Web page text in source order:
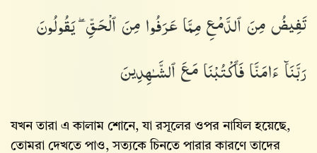
تَفِيضُ مِنَ ٱلدَّمْعِ مِمَّا عَرَفُوا۟ مِنَ ٱلْحَقِّ ۖ يَقُولُونَ
رَبَّنَآ ءَامَنَّا فَٱكْتُبْنَا مَعَ ٱلشَّـٰهِدِينَ
যখন তারা এ কালাম শোনে, যা রসূলের ওপর নাযিল হয়েছে,
তোমরা দেখতে পাও, সত্যকে চিনতে পারার কারণে তাদের